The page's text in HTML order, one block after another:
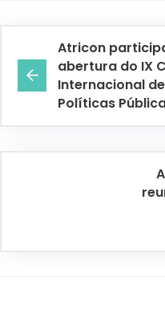
Atricon
abertura do IX
Internacional
Políticas